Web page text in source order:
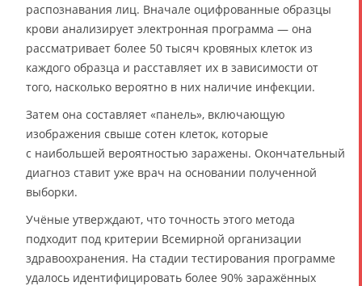
распознавания лиц. Вначале оцифрованные образцы
крови анализирует электронная программа — она
рассматривает более 50 тысяч кровяных клеток из
каждого образца и расставляет их в зависимости от
того, насколько вероятно в них наличие инфекции.
Затем она составляет «панель», включающую
изображения свыше сотен клеток, которые
с наибольшей вероятностью заражены. Окончательный
диагноз ставит уже врач на основании полученной
выборки.
Учёные утверждают, что точность этого метода
подходит под критерии Всемирной организации
здравоохранения. На стадии тестирования программе
удалось идентифицировать более 90% заражённых